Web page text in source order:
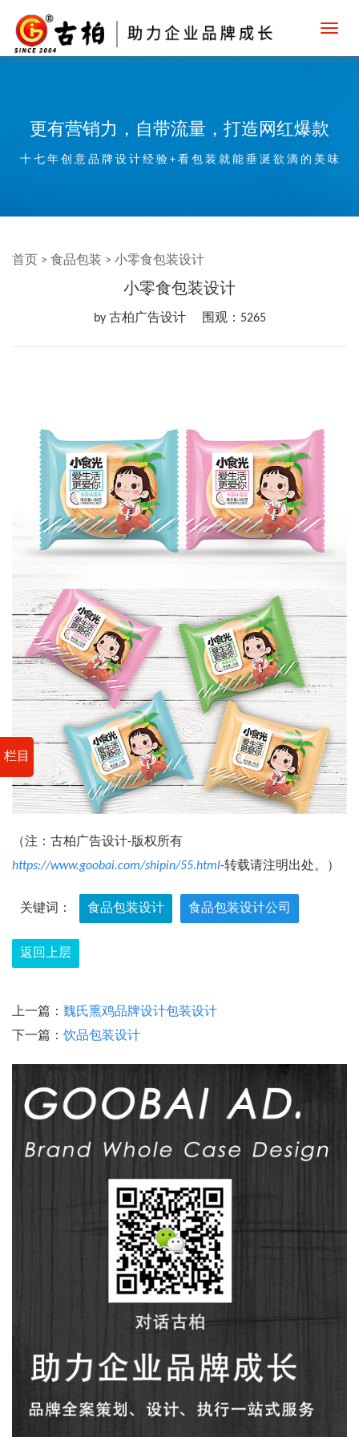
更有营销力，自带流量，打造网红爆款
十 七 年 创 意 品 牌 设 计 经 验 + 看 包 装 就 能 垂 涎 欲 滴 的 美 味
栏目
首页 > 食品包装 > 小零食包装设计
小零食包装设计
by 古柏广告设计 围观：5265
（注：古柏广告设计-版权所有
https://www.goobai.com/shipin/55.html-转载请注明出处。）
关键词： 食品包装设计 食品包装设计公司
返回上层
上一篇： 魏氏熏鸡品牌设计包装设计
下一篇： 饮品包装设计